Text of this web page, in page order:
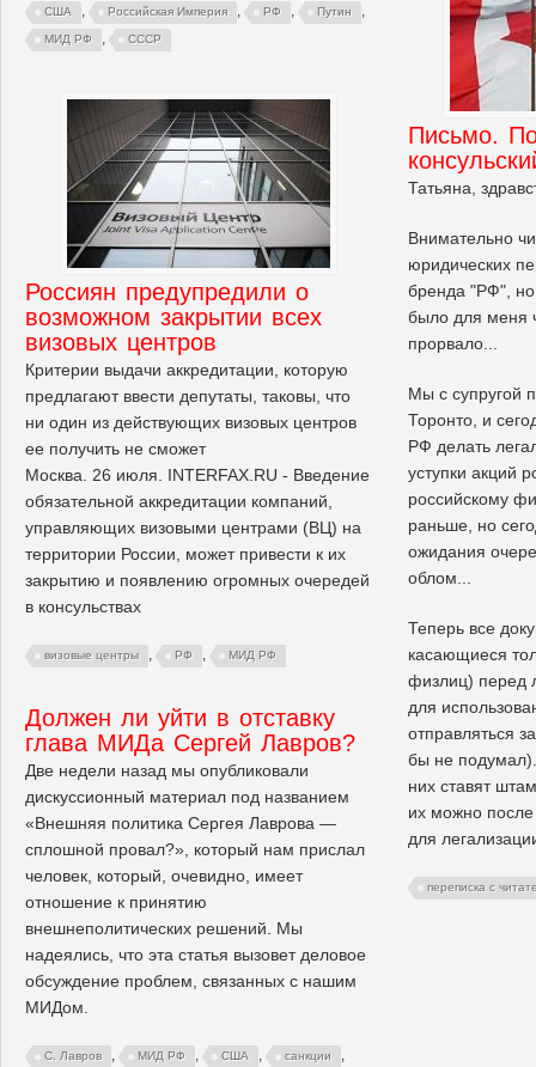
США , Российская Империя , РФ , Путин ,
МИД РФ , СССР
Письмо.
Татьяна,
Внимательно
юридических
бренда "РФ", но
было для меня
прорвало...
Мы с супругой
Торонто, и
РФ делать
уступки акций
российскому
раньше, но
ожидания
облом...
Теперь все
касающиеся
физлиц) перед
для
отправляться
бы не
них ставят
их можно после
для
переписка с
Россиян предупредили о
возможном закрытии всех
визовых центров
Критерии выдачи аккредитации, которую
предлагают ввести депутаты, таковы, что
ни один из действующих визовых центров
ее получить не сможет
Москва. 26 июля. INTERFAX.RU - Введение
обязательной аккредитации компаний,
управляющих визовыми центрами (ВЦ) на
территории России, может привести к их
закрытию и появлению огромных очередей
в консульствах
визовые центры , РФ , МИД РФ
Должен ли уйти в отставку
глава МИДа Сергей Лавров?
Две недели назад мы опубликовали
дискуссионный материал под названием
«Внешняя политика Сергея Лаврова —
сплошной провал?», который нам прислал
человек, который, очевидно, имеет
отношение к принятию
внешнеполитических решений. Мы
надеялись, что эта статья вызовет деловое
обсуждение проблем, связанных с нашим
МИДом.
С. Лавров , МИД РФ , США , санкции ,